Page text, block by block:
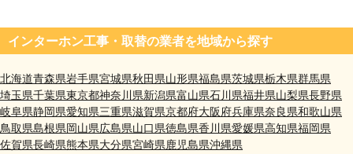
インターホン工事・取替の業者を地域から探す
北海道青森県岩手県宮城県秋田県山形県福島県茨城県栃木県群馬県
埼玉県千葉県東京都神奈川県新潟県富山県石川県福井県山梨県長野県
岐阜県静岡県愛知県三重県滋賀県京都府大阪府兵庫県奈良県和歌山県
鳥取県島根県岡山県広島県山口県徳島県香川県愛媛県高知県福岡県
佐賀県長崎県熊本県大分県宮崎県鹿児島県沖縄県